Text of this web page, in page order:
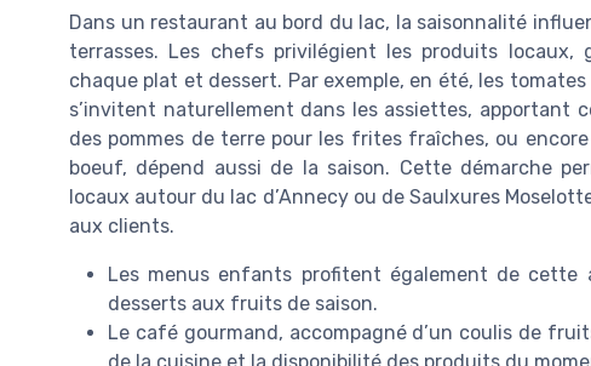
Dans un restaurant au bord du lac, la saisonnalité
terrasses. Les chefs privilégient les produits
chaque plat et dessert. Par exemple, en été, les
s’invitent naturellement dans les assiettes, apportant
des pommes de terre pour les frites fraîches, ou
boeuf, dépend aussi de la saison. Cette démarche
locaux autour du lac d’Annecy ou de Saulxures
aux clients.
Les menus enfants profitent également de cette
desserts aux fruits de saison.
Le café gourmand, accompagné d’un coulis de